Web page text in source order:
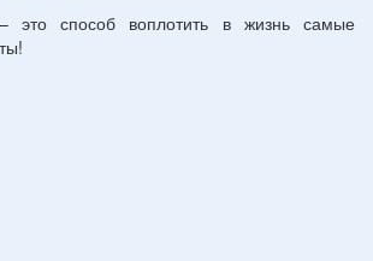
это способ воплотить в жизнь самые